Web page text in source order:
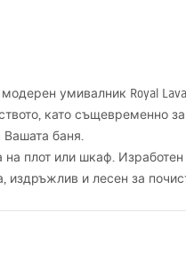
умивалник Royal
като същевременно
Вашата баня.
на плот или шкаф. Изработен
издръжлив и лесен за